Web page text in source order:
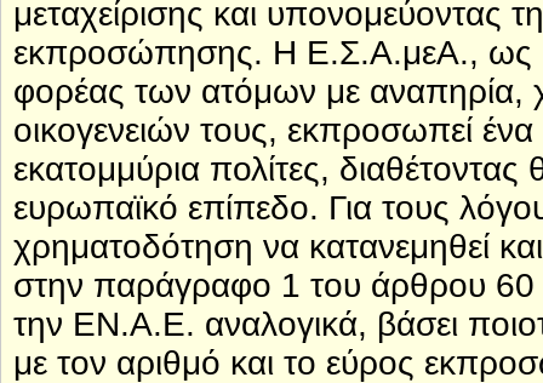
μεταχείρισης και υπονομεύοντας
εκπροσώπησης. Η Ε.Σ.Α.μεΑ., ως ο
φορέας των ατόμων με αναπηρία,
οικογενειών τους, εκπροσωπεί
εκατομμύρια πολίτες,
ευρωπαϊκό επίπεδο. Για τους
χρηματοδότηση να κατανεμηθεί
στην παράγραφο 1 του άρθρου
την ΕΝ.Α.Ε. αναλογικά, βάσει
με τον αριθμό και το εύρος